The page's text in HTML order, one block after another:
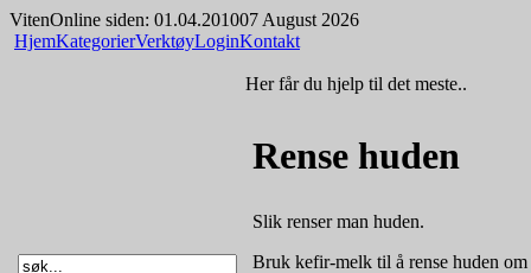
VitenOnline siden: 01.04.201007 August 2026
HjemKategorierVerktøyLoginKontakt
Her får du hjelp til det meste..
Rense huden
Slik renser man huden.
Bruk kefir-melk til å rense huden